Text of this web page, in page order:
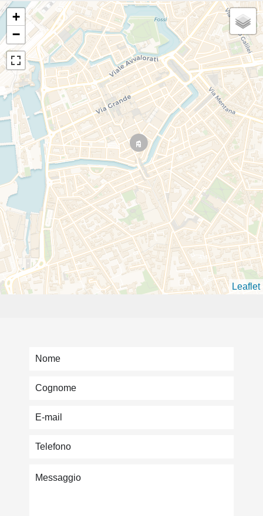
+
−
Leaflet